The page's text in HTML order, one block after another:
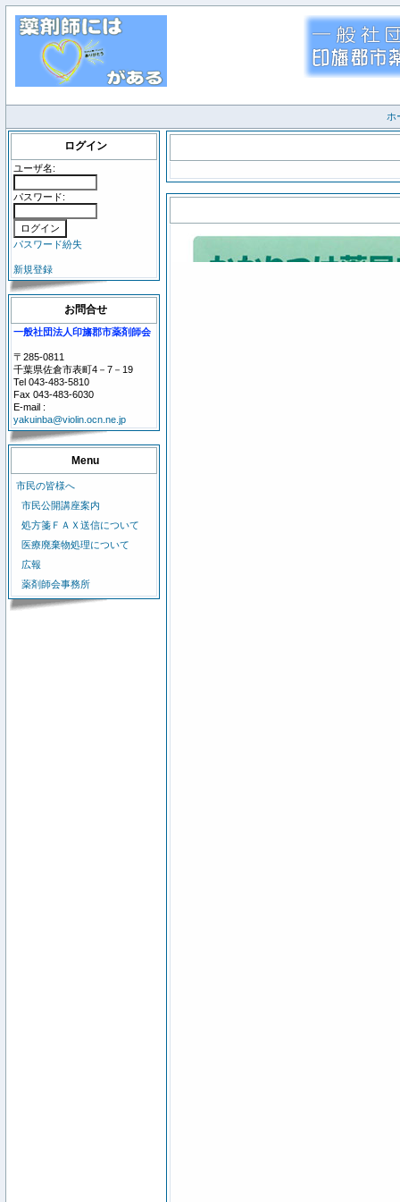
ホ
ログイン
ユーザ名:
パスワード:
パスワード紛失
新規登録
お問合せ
一般社団法人印旛郡市薬剤師会
〒285-0811
千葉県佐倉市表町4－7－19
Tel 043-483-5810
Fax 043-483-6030
E-mail :
yakuinba@violin.ocn.ne.jp
Menu
市民の皆様へ
市民公開講座案内
処方箋ＦＡＸ送信について
医療廃棄物処理について
広報
薬剤師会事務所